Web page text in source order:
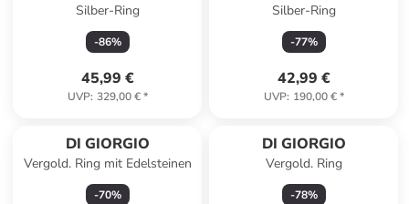
Silber-Ring
-86%
45,99 €
UVP: 329,00 €*
Silber-Ring
-77%
42,99 €
UVP: 190,00 €*
DI GIORGIO
Vergold. Ring mit Edelsteinen
-70%
DI GIORGIO
Vergold. Ring
-78%